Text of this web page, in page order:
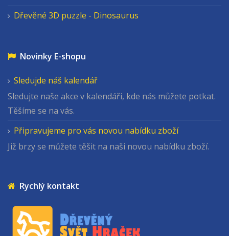
Dřevěné 3D puzzle - Dinosaurus
Novinky E-shopu
Sledujde náš kalendář
Sledujte naše akce v kalendáři, kde nás můžete potkat.
Těšíme se na vás.
Připravujeme pro vás novou nabídku zboží
Již brzy se můžete těšit na naši novou nabídku zboží.
Rychlý kontakt